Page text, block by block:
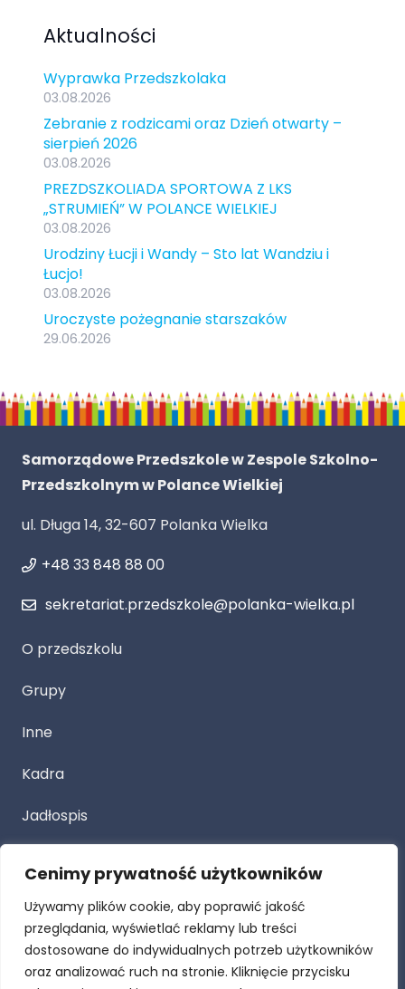
Cenimy prywatność użytkowników
Używamy plików cookie, aby poprawić jakość
przeglądania, wyświetlać reklamy lub treści
dostosowane do indywidualnych potrzeb użytkowników
oraz analizować ruch na stronie. Kliknięcie przycisku
Aktualności
Wyprawka Przedszkolaka
03.08.2026
Zebranie z rodzicami oraz Dzień otwarty –
sierpień 2026
03.08.2026
PREZDSZKOLIADA SPORTOWA Z LKS
„STRUMIEŃ” W POLANCE WIELKIEJ
03.08.2026
Urodziny Łucji i Wandy – Sto lat Wandziu i
Łucjo!
03.08.2026
Uroczyste pożegnanie starszaków
29.06.2026
Samorządowe Przedszkole w Zespole Szkolno-
Przedszkolnym w Polance Wielkiej
ul. Długa 14, 32-607 Polanka Wielka
+48 33 848 88 00
sekretariat.przedszkole@polanka-wielka.pl
O przedszkolu
Grupy
Inne
Kadra
Jadłospis
Przetarg
Dla Rodziców
Procedury